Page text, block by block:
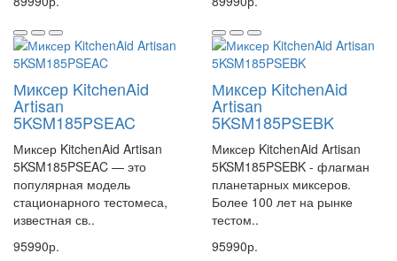
Миксер KitchenAid
Artisan
5KSM185PSEAC
Миксер KitchenAid Artisan
5KSM185PSEAC — это
популярная модель
стационарного тестомеса,
известная св..
95990р.
Миксер KitchenAid
Artisan
5KSM185PSEBK
Миксер KitchenAid Artisan
5KSM185PSEBK - флагман
планетарных миксеров.
Более 100 лет на рынке
тестом..
95990р.